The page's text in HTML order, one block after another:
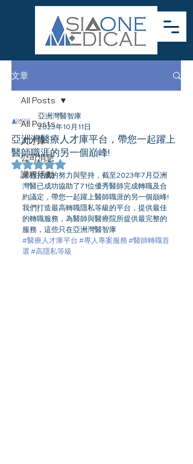
文章
All Posts
人才庫
公司消息
課程活動
All Posts
亞洲灣醫療人才庫平台，帶您一起躍上
醫師職涯的另一個巔峰!
亞洲灣醫智庫
2023年10月11日
評等為 NaN（最高為 5 顆星）。
經過持續的努力與堅持，截至2023年7月亞洲
灣醫已成功協助了71位優秀醫師完成轉職及合
約議定，帶您一起躍上醫師職涯的另一個巔峰!
我們打造最高轉職隱私等級的平台，提供最佳
的轉職服務，為醫師與醫療院所提供最完整的
服務，這些只在亞洲灣醫智庫
#醫療人才庫平台 #專人專案服務 #醫師轉職首
選 #高隱私等級